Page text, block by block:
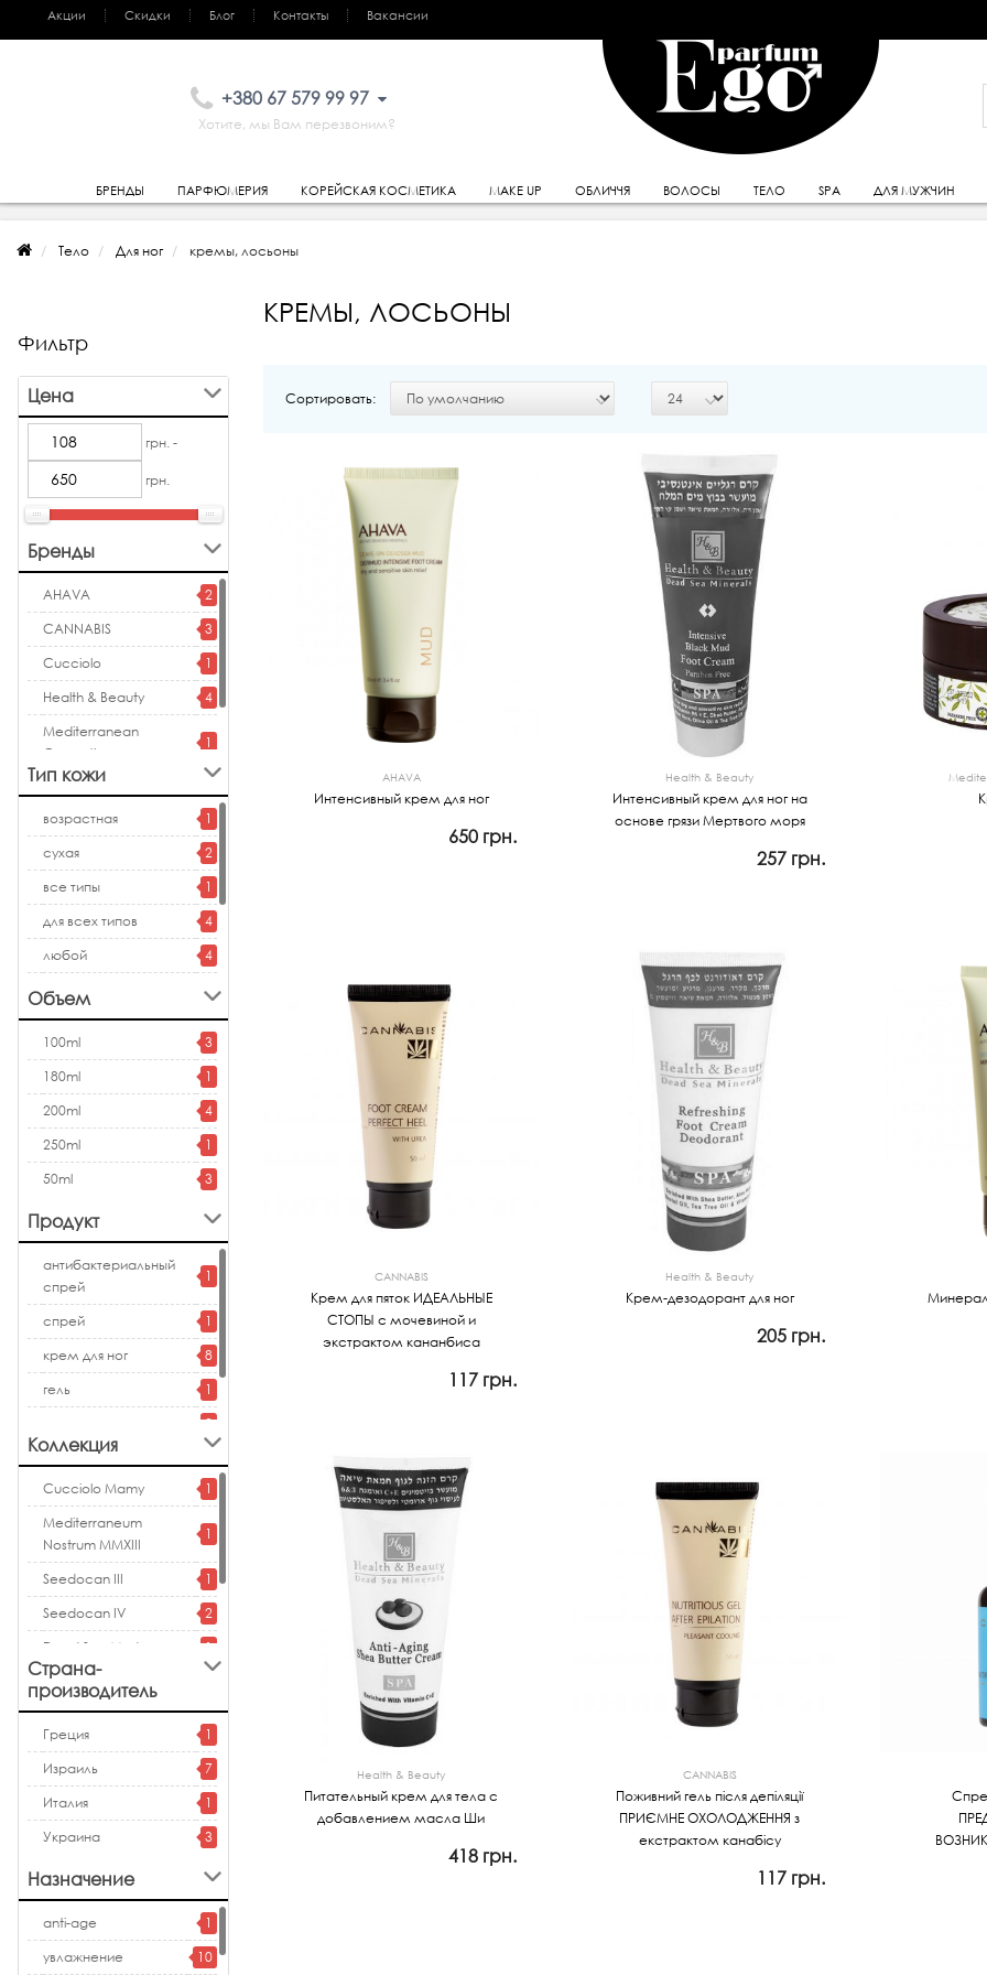
Акции Скидки Блог Контакты Вакансии
+380 67 579 99 97
Хотите, мы Вам перезвоним?
БРЕНДЫ ПАРФЮМЕРИЯ КОРЕЙСКАЯ КОСМЕТИКА MAKE UP ОБЛИЧЧЯ ВОЛОСЫ ТЕЛО SPA ДЛЯ МУЖЧИН
Тело Для ног кремы, лосьоны
Фильтр
Цена
грн. -
грн.
Бренды
AHAVA
2
CANNABIS
3
Cucciolo
1
Health & Beauty
4
Mediterranean
Cosmetics
1
MonPlatin
Тип кожи
возрастная
1
сухая
2
все типы
1
для всех типов
4
любой
4
чувствительная,
склонная к
шелушению
проблемная 1
Объем
100ml
3
180ml
1
200ml
4
250ml
1
50ml
3
Продукт
антибактериальный
спрей
1
спрей
1
крем для ног
8
гель
1
2
крем для рук
Коллекция
Cucciolo Mamy
1
Mediterraneum
Nostrum MMXIII
1
Seedocan III
1
Seedocan IV
2
Dead Sea Mud
1
Dead Sea Water
DMS Dead Sea Minerals 1
Страна-
производитель
Греция
1
Израиль
7
Италия
1
Украина
3
Назначение
anti-age
1
увлажнение
10
КРЕМЫ, ЛОСЬОНЫ
Сортировать:
AHAVA
Интенсивный крем для ног
650 грн.
Health & Beauty
Интенсивный крем для ног на
основе грязи Мертвого моря
257 грн.
CANNABIS
Крем для пяток ИДЕАЛЬНЫЕ
СТОПЫ с мочевиной и
экстрактом кананбиса
117 грн.
Health & Beauty
Крем-дезодорант для ног
205 грн.
Health & Beauty
Питательный крем для тела с
добавлением масла Ши
418 грн.
CANNABIS
Поживний гель після депіляції
ПРИЄМНЕ ОХОЛОДЖЕННЯ з
екстрактом канабісу
117 грн.